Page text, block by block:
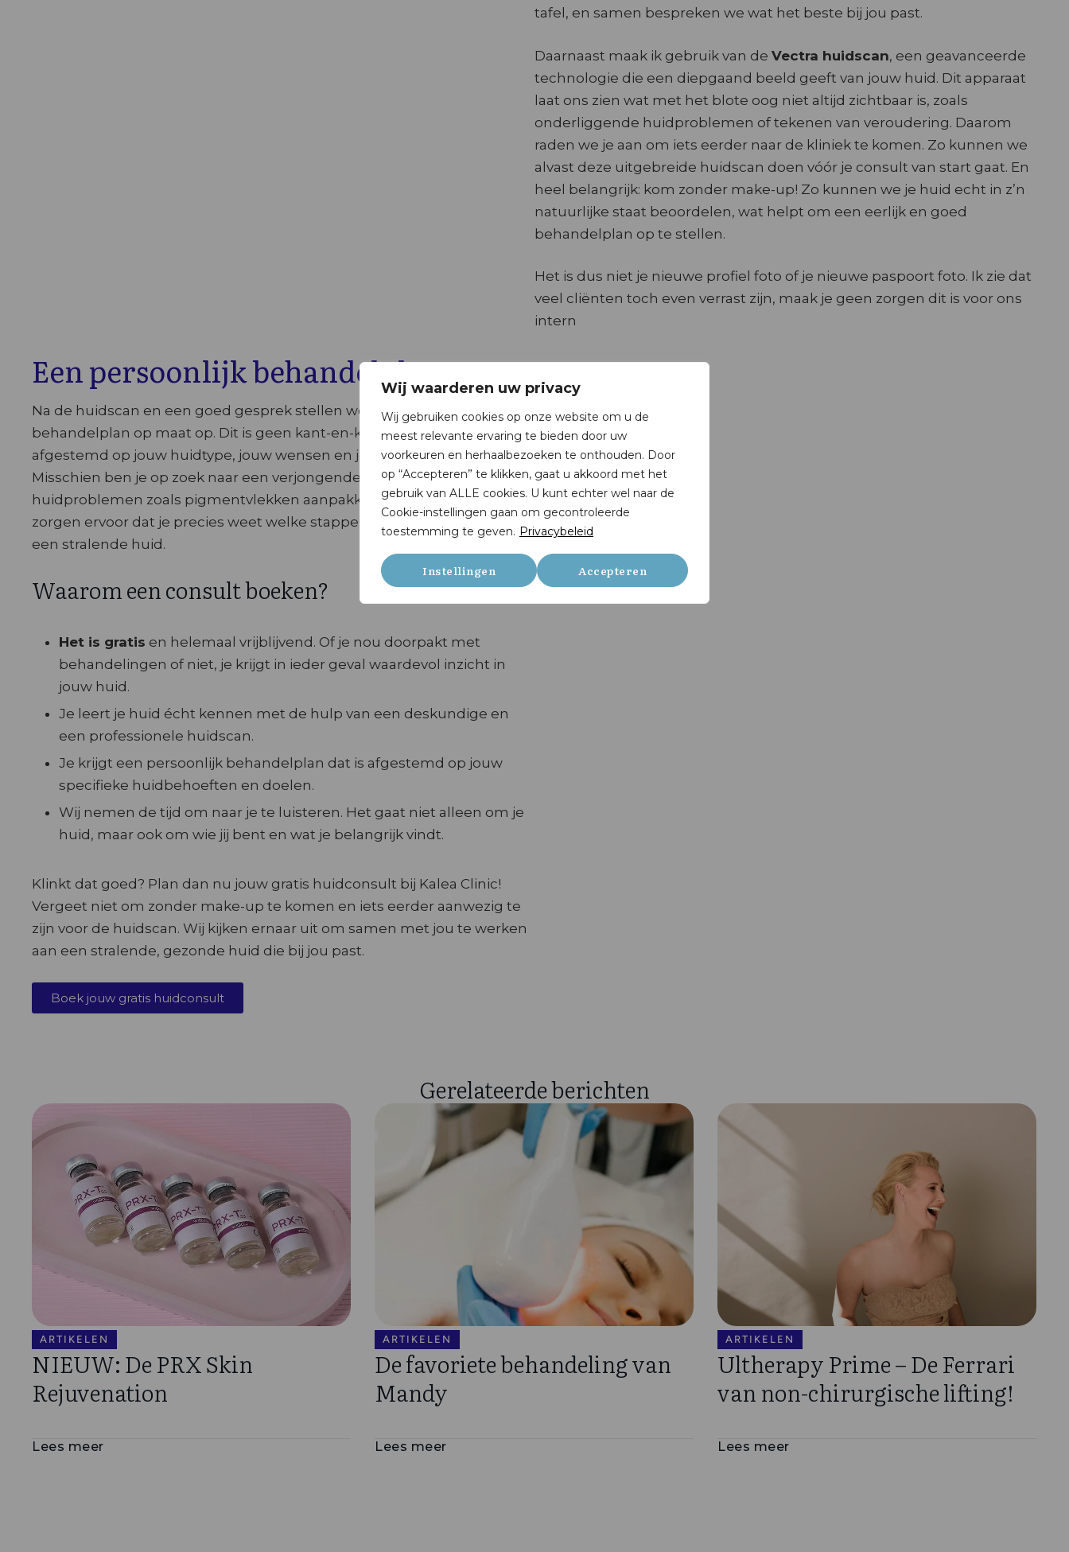
Wij waarderen uw privacy
Wij gebruiken cookies op onze website om u de
meest relevante ervaring te bieden door uw
voorkeuren en herhaalbezoeken te onthouden. Door
op “Accepteren” te klikken, gaat u akkoord met het
gebruik van ALLE cookies. U kunt echter wel naar de
Cookie-instellingen gaan om gecontroleerde
toestemming te geven. Privacybeleid
Instellingen Accepteren
tafel, en samen bespreken we wat het beste bij jou past.
Daarnaast maak ik gebruik van de Vectra huidscan, een geavanceerde
technologie die een diepgaand beeld geeft van jouw huid. Dit apparaat
laat ons zien wat met het blote oog niet altijd zichtbaar is, zoals
onderliggende huidproblemen of tekenen van veroudering. Daarom
raden we je aan om iets eerder naar de kliniek te komen. Zo kunnen we
alvast deze uitgebreide huidscan doen vóór je consult van start gaat. En
heel belangrijk: kom zonder make-up! Zo kunnen we je huid echt in z’n
natuurlijke staat beoordelen, wat helpt om een eerlijk en goed
behandelplan op te stellen.
Het is dus niet je nieuwe profiel foto of je nieuwe paspoort foto. Ik zie dat
veel cliënten toch even verrast zijn, maak je geen zorgen dit is voor ons
intern
Een persoonlijk behandelplan
Na de huidscan en een goed gesprek stellen we samen een
behandelplan op maat op. Dit is geen kant-en-klaar pakket, maar echt
afgestemd op jouw huidtype, jouw wensen en jouw levensstijl.
Misschien ben je op zoek naar een verjongende behandeling, of wil je
huidproblemen zoals pigmentvlekken aanpakken. Wat het ook is, wij
zorgen ervoor dat je precies weet welke stappen je kunt nemen voor
een stralende huid.
Waarom een consult boeken?
Het is gratis en helemaal vrijblijvend. Of je nou doorpakt met
behandelingen of niet, je krijgt in ieder geval waardevol inzicht in
jouw huid.
Je leert je huid écht kennen met de hulp van een deskundige en
een professionele huidscan.
Je krijgt een persoonlijk behandelplan dat is afgestemd op jouw
specifieke huidbehoeften en doelen.
Wij nemen de tijd om naar je te luisteren. Het gaat niet alleen om je
huid, maar ook om wie jij bent en wat je belangrijk vindt.
Klinkt dat goed? Plan dan nu jouw gratis huidconsult bij Kalea Clinic!
Vergeet niet om zonder make-up te komen en iets eerder aanwezig te
zijn voor de huidscan. Wij kijken ernaar uit om samen met jou te werken
aan een stralende, gezonde huid die bij jou past.
Boek jouw gratis huidconsult
Gerelateerde berichten
ARTIKELEN
NIEUW: De PRX Skin
Rejuvenation
Lees meer
ARTIKELEN
De favoriete behandeling van
Mandy
Lees meer
ARTIKELEN
Ultherapy Prime – De Ferrari
van non-chirurgische lifting!
Lees meer